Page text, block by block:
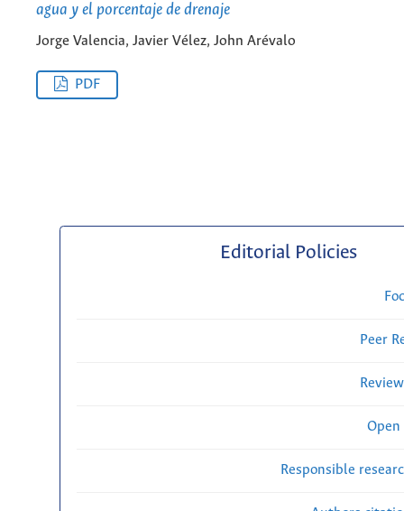
agua y el porcentaje de drenaje
Jorge Valencia, Javier Vélez, John Arévalo
PDF
Editorial Policies
Peer
Open
Responsible